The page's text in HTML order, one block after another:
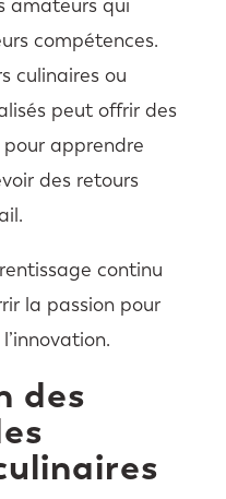
amateurs qui
compétences.
culinaires ou
peut offrir des
apprendre
des retours
continu
la passion pour
des